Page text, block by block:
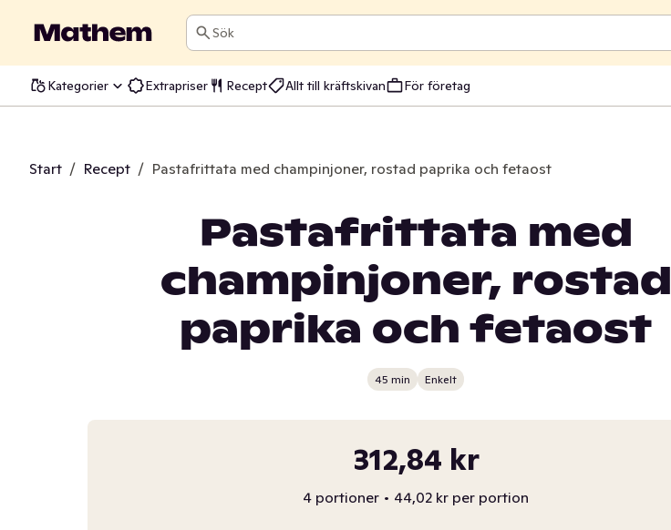
Sök
Kategorier Extrapriser Recept Allt till kräftskivan För företag
Start / Recept / Pastafrittata med champinjoner, rostad paprika och fetaost
Pastafrittata med
champinjoner, rostad
paprika och fetaost
45 min Enkelt
312,84 kr
4 portioner • 44,02 kr per portion